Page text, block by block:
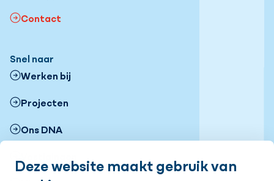
Deze website maakt gebruik van
Contact
Snel naar
Werken bij
Projecten
Ons DNA